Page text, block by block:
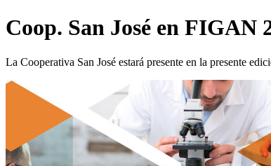
Coop. San José en FIGAN
La Cooperativa San José estará presente en la presente